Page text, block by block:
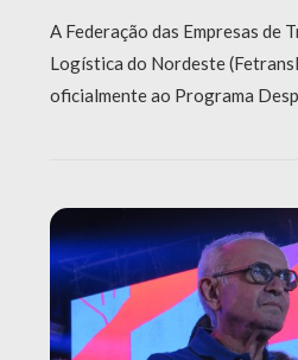
A Federação das Empresas de
Logística do Nordeste
oficialmente ao Programa